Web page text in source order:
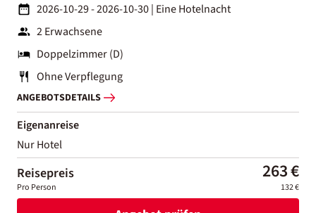
2026-10-29 - 2026-10-30| Eine Hotelnacht
2 Erwachsene
Doppelzimmer (D)
Ohne Verpflegung
ANGEBOTSDETAILS
Eigenanreise
Nur Hotel
Reisepreis 263 €
Pro Person 132 €